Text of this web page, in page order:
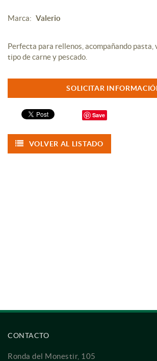
Marca: Valerio
Perfecta para rellenos, acompañando pasta,
tipo de carne y pescado.
SOLICITAR
Save
VOLVER AL LISTADO
CONTACTO
Ronda del Monestir, 105